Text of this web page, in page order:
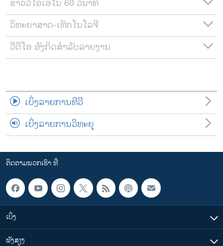
ຂ່າວວີໂອເອໃນ 60 ວິນາທີ
ວິທະຍາສາດ-ເທັກໂນໂລຈີ
ວີດີໂອ ອັງກິດສຳລັບລາຍງານ
ເບິ່ງລາຍການທີວີ
ເບິ່ງລາຍການວິທະຍຸ
ຕິດຕາມພວກເຮົາ ທີ່
ເບິ່ງ
ຟັງສຽງ